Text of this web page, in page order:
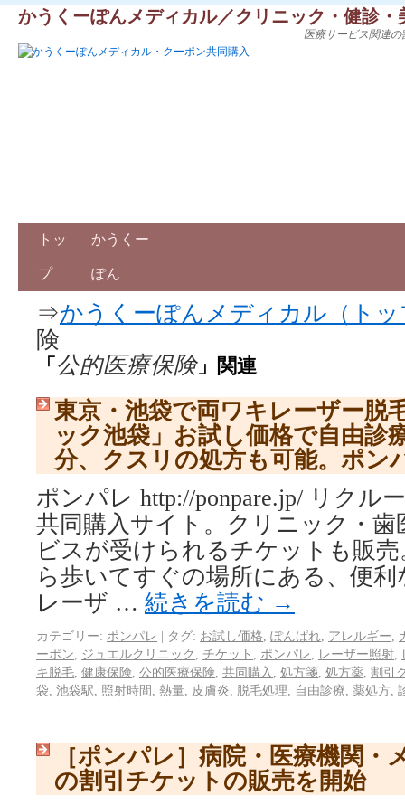
かうくーぽんメディカル／クリニック・健診
医療サービス関連
トッ
プ
かうくー
ぽん
⇒かうくーぽんメディカル（トッ
険
「 公的医療保険」関連
東京・池袋で両ワキレーザー脱
ック池袋」お試し価格で自由診
分、クスリの処方も可能。ポン
ポンパレ http://ponpare.jp/ リクル
共同購入サイト。クリニック・
ビスが受けられるチケットも販
ら歩いてすぐの場所にある、便
レーザ … 続きを読む →
カテゴリー: ポンパレ | タグ: お試し価格 ぽんぱれ アレルギー
ーポン
ジュエルクリニック チケット ポンパレ レーザー照射
キ脱毛 健康保険 公的医療保険 共同購入 処方箋 処方薬 割引
袋 池袋駅 照射時間 熱量 皮膚炎 脱毛処理 自由診療 薬処方
［ポンパレ］病院・医療機関・
の割引チケットの販売を開始